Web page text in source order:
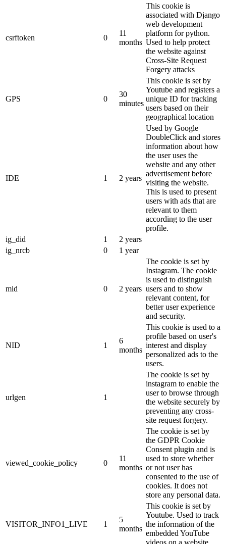
csrftoken 0
11
months
This cookie is
associated with Django
web development
platform for python.
Used to help protect
the website against
Cross-Site Request
Forgery attacks
GPS 0
30
minutes
This cookie is set by
Youtube and registers a
unique ID for tracking
users based on their
geographical location
IDE 1 2 years
Used by Google
DoubleClick and stores
information about how
the user uses the
website and any other
advertisement before
visiting the website.
This is used to present
users with ads that are
relevant to them
according to the user
profile.
ig_did
1
2 years
ig_nrcb
0 1 year
mid 0 2 years
The cookie is set by
Instagram. The cookie
is used to distinguish
users and to show
relevant content, for
better user experience
and security.
NID 1
6
months
This cookie is used to a
profile based on user's
interest and display
personalized ads to the
users.
urlgen 1
The cookie is set by
instagram to enable the
user to browse through
the website securely by
preventing any cross-
site request forgery.
viewed_cookie_policy 0
11
months
The cookie is set by
the GDPR Cookie
Consent plugin and is
used to store whether
or not user has
consented to the use of
cookies. It does not
store any personal data.
VISITOR_INFO1_LIVE 1
5
months
This cookie is set by
Youtube. Used to track
the information of the
embedded YouTube
videos on a website.